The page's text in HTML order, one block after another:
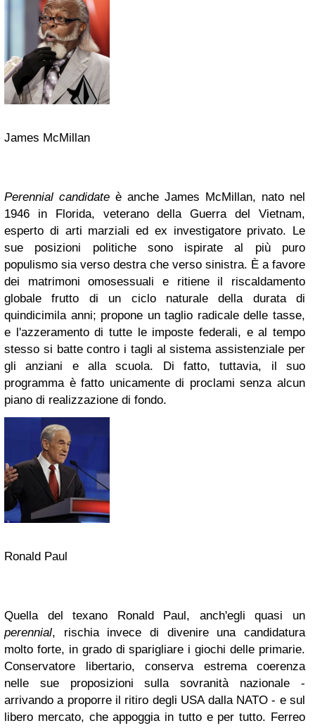
James McMillan
Perennial candidate è anche James McMillan, nato nel
1946 in Florida, veterano della Guerra del Vietnam,
esperto di arti marziali ed ex investigatore privato. Le
sue posizioni politiche sono ispirate al più puro
populismo sia verso destra che verso sinistra. È a favore
dei matrimoni omosessuali e ritiene il riscaldamento
globale frutto di un ciclo naturale della durata di
quindicimila anni; propone un taglio radicale delle tasse,
e l'azzeramento di tutte le imposte federali, e al tempo
stesso si batte contro i tagli al sistema assistenziale per
gli anziani e alla scuola. Di fatto, tuttavia, il suo
programma è fatto unicamente di proclami senza alcun
piano di realizzazione di fondo.
Ronald Paul
Quella del texano Ronald Paul, anch'egli quasi un
perennial, rischia invece di divenire una candidatura
molto forte, in grado di sparigliare i giochi delle primarie.
Conservatore libertario, conserva estrema coerenza
nelle sue proposizioni sulla sovranità nazionale -
arrivando a proporre il ritiro degli USA dalla NATO - e sul
libero mercato, che appoggia in tutto e per tutto. Ferreo